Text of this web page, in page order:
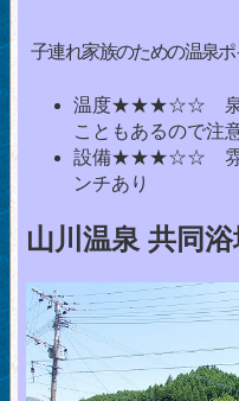
子連れ家族のための温泉ポ
温度★★★☆☆ 泉
こともあるので注
設備★★★☆☆ 雰
ンチあり
山川温泉 共同